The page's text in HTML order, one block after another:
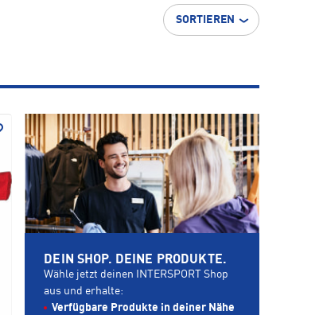
SORTIEREN
DEIN SHOP. DEINE PRODUKTE.
Wähle jetzt deinen INTERSPORT Shop
aus und erhalte:
Verfügbare Produkte in deiner Nähe